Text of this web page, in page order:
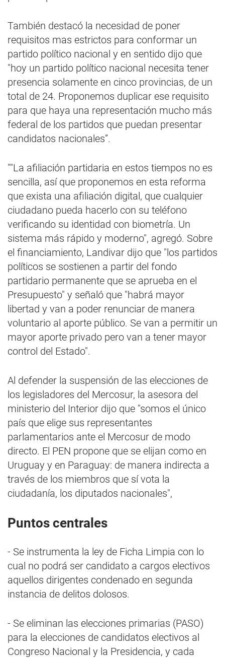
También destacó la necesidad de poner
requisitos mas estrictos para conformar un
partido político nacional y en sentido dijo que
"hoy un partido político nacional necesita tener
presencia solamente en cinco provincias, de un
total de 24. Proponemos duplicar ese requisito
para que haya una representación mucho más
federal de los partidos que puedan presentar
candidatos nacionales”.
""La afiliación partidaria en estos tiempos no es
sencilla, así que proponemos en esta reforma
que exista una afiliación digital, que cualquier
ciudadano pueda hacerlo con su teléfono
verificando su identidad con biometría. Un
sistema más rápido y moderno", agregó. Sobre
el financiamiento, Landivar dijo que "los partidos
políticos se sostienen a partir del fondo
partidario permanente que se aprueba en el
Presupuesto" y señaló que "habrá mayor
libertad y van a poder renunciar de manera
voluntario al aporte público. Se van a permitir un
mayor aporte privado pero van a tener mayor
control del Estado".
Al defender la suspensión de las elecciones de
los legisladores del Mercosur, la asesora del
ministerio del Interior dijo que "somos el único
país que elige sus representantes
parlamentarios ante el Mercosur de modo
directo. El PEN propone que se elijan como en
Uruguay y en Paraguay: de manera indirecta a
través de los miembros que sí vota la
ciudadanía, los diputados nacionales",
Puntos centrales
- Se instrumenta la ley de Ficha Limpia con lo
cual no podrá ser candidato a cargos electivos
aquellos dirigentes condenado en segunda
instancia de delitos dolosos.
- Se eliminan las elecciones primarias (PASO)
para la elecciones de candidatos electivos al
Congreso Nacional y la Presidencia, y cada